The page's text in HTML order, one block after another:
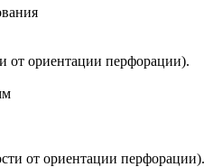
от ориентации перфорации).
от ориентации перфорации).